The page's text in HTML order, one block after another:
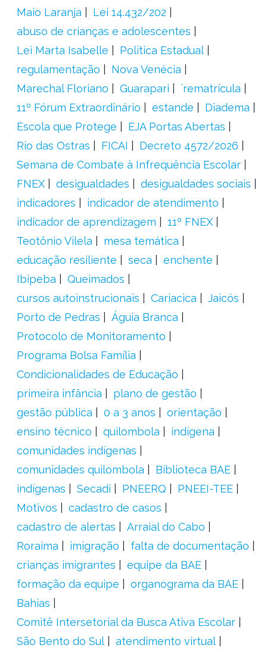
Maio Laranja
Lei 14.432/202
abuso de crianças e adolescentes
Lei Marta Isabelle
Política Estadual
regulamentação
Nova Venécia
Marechal Floriano
Guarapari
´rematrícula
11º Fórum Extraordinário
estande
Diadema
Escola que Protege
EJA Portas Abertas
Rio das Ostras
FICAI
Decreto 4572/2026
Semana de Combate à Infrequência Escolar
FNEX
desigualdades
desigualdades sociais
indicadores
indicador de atendimento
indicador de aprendizagem
11º FNEX
Teotônio Vilela
mesa temática
educação resiliente
seca
enchente
Ibipeba
Queimados
cursos autoinstrucionais
Cariacica
Jaicós
Porto de Pedras
Águia Branca
Protocolo de Monitoramento
Programa Bolsa Família
Condicionalidades de Educação
primeira infância
plano de gestão
gestão pública
0 a 3 anos
orientação
ensino técnico
quilombola
indígena
comunidades indígenas
comunidades quilombola
Biblioteca BAE
indígenas
Secadi PNEERQ
PNEEI-TEE
Motivos
cadastro de casos
cadastro de alertas
Arraial do Cabo
Roraima
imigração
falta de documentação
crianças imigrantes
equipe da BAE
formação da equipe
organograma da BAE
Bahias
Comitê Intersetorial da Busca Ativa Escolar
São Bento do Sul
atendimento virtual